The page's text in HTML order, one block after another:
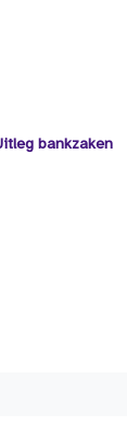
bankzaken